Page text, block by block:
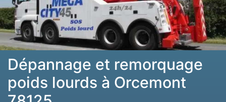
Dépannage et remorquage
poids lourds à Orcemont